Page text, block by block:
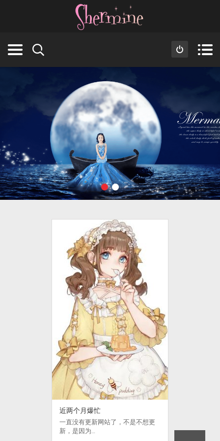
近两个月爆忙
一直没有更新网站了，不是不想更
新，是因为…